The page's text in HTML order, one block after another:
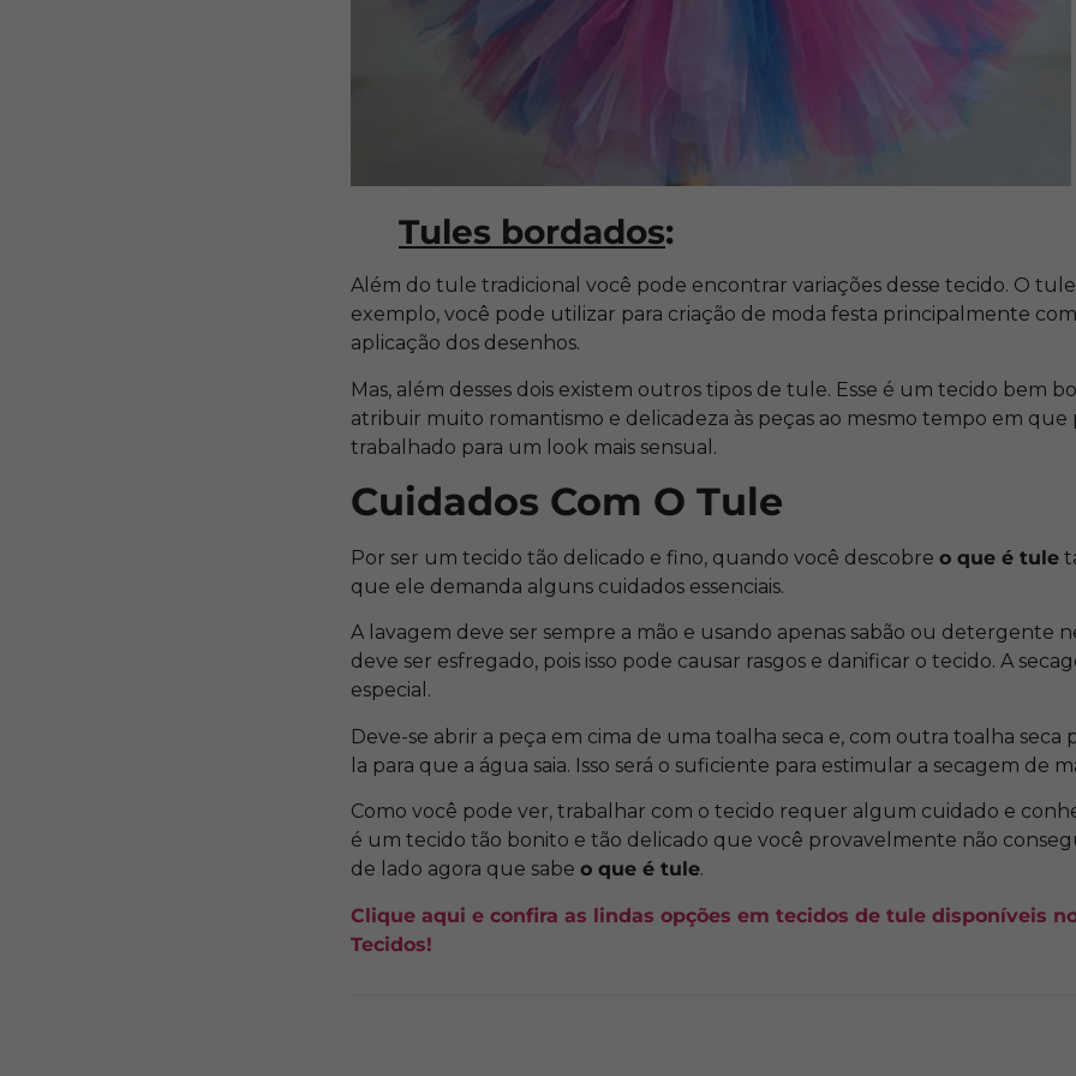
Tules bordados:
Além do tule tradicional você pode encontrar variações desse tecido. O
exemplo, você pode utilizar para criação de moda festa principalmente
aplicação dos desenhos.
Mas, além desses dois existem outros tipos de tule. Esse é um tecido bem
atribuir muito romantismo e delicadeza às peças ao mesmo tempo em que
trabalhado para um look mais sensual.
Cuidados Com O Tule
Por ser um tecido tão delicado e fino, quando você descobreo que é tule
que ele demanda alguns cuidados essenciais.
A lavagem deve ser sempre a mão e usando apenas sabão ou detergente
deve ser esfregado, pois isso pode causar rasgos e danificar o tecido. A
especial.
Deve-se abrir a peça em cima de uma toalha seca e, com outra toalha seca
la para que a água saia. Isso será o suficiente para estimular a secagem de
Como você pode ver, trabalhar com o tecido requer algum cuidado e
é um tecido tão bonito e tão delicado que você provavelmente não
de lado agora que sabeo que é tule.
Clique aqui e confira as lindas opções em tecidos de tule disponíveis
Tecidos!